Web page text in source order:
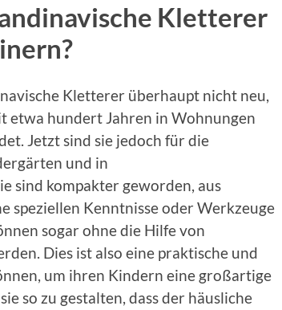
Kletterer
Kletterer überhaupt nicht neu,
etwa hundert Jahren in Wohnungen
Jetzt sind sie jedoch für die
und in
sind kompakter geworden, aus
Kenntnisse oder Werkzeuge
sogar ohne die Hilfe von
Dies ist also eine praktische und
um ihren Kindern eine großartige
so zu gestalten, dass der häusliche